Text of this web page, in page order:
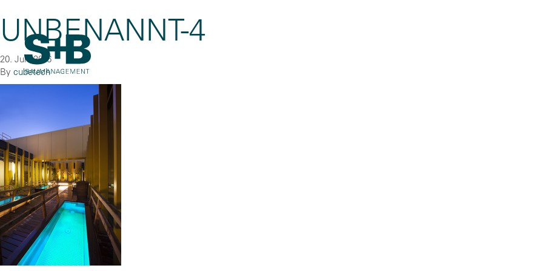
UNBENANNT-4
20. Juni 2016
By cubetech